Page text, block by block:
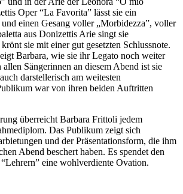
Oper“La Favorita” lässt sie ein
einen Gesang voller „Morbidezza”, voller
aus Donizettis Arie singt sie
krönt sie mit einer gut gesetzten Schlussnote.
Barbara, wie sie ihr Legato noch weiter
allen Sängerinnen an diesem Abend ist sie
darstellerisch am weitesten
war von ihren beiden Auftritten
überreicht Barbara Frittoli jedem
Das Publikum zeigt sich
und der Präsentationsform, die ihm
Abend beschert haben. Es spendet den
“Lehrern” eine wohlverdiente Ovation.